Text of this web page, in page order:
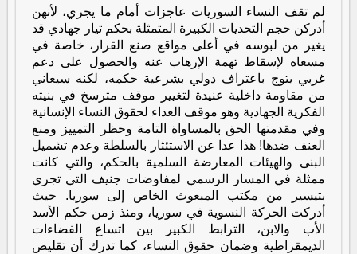
لم تقف النساء السوريات عاجزات أمام ما يجري، لأنهن
أدركن حجم التحديات الكبيرة المتمثلة بحكم تيار جهادي قد
يغير من لبوسه في أعلى مواقع صنع القرار، خاصة في
مسعاه لإسقاط تهمة الإرهاب عنه والحصول على دعم
غربي يتوج باعتراف دولي بشرعية حكمه، لكنه سيعاني
من مقاومة داخلية عنيدة لتغيير موقف مترسخ في بنيته
الفكرية الجهادية وهو موقف العداء لحقوق النساء الإنسانية
وفي مقدمتها الحق بالمساواة التامة وحظر التمييز ومنع
العنف ضدها! هذا عدا عن الاستئثار بالسلطة وعدم تشميل
البنى والهيئات المعارضة السلمية بالحكم، والتي كانت
ممثلة في المسار الرسمي لمفاوضات جنيف التي تجري
بتيسير من مكتب المبعوث الخاص إلى سوريا. حيث
أدركت الحركة النسوية في سوريا، ومنذ زمن حكم الأسد
الأب والابن، الترابط الكبير بين اتساع الفضاءات
الديمقراطية وضمان حقوق النساء، كما تدرك أن تقليص